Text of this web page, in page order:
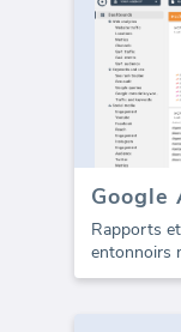
Rapports
entonnoirs